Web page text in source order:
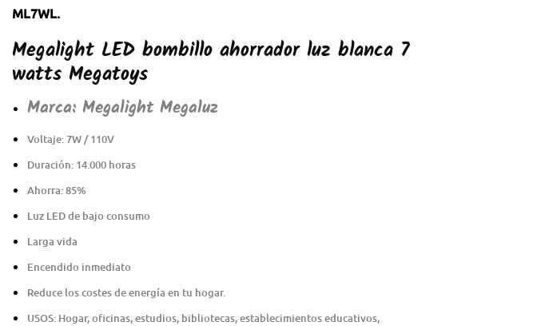
ML7WL.
Megalight LED bombillo ahorrador luz blanca 7
watts Megatoys
Marca: Megalight Megaluz
Voltaje: 7W / 110V
Duración: 14.000 horas
Ahorra: 85%
Luz LED de bajo consumo
Larga vida
Encendido inmediato
Reduce los costes de energía en tu hogar.
USOS: Hogar, oficinas, estudios, bibliotecas, establecimientos educativos,